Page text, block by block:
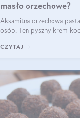
masło orzechowe?
Aksamitna orzechowa
osób. Ten pyszny krem
Czy jest ono bezpieczne d
CZYTAJ